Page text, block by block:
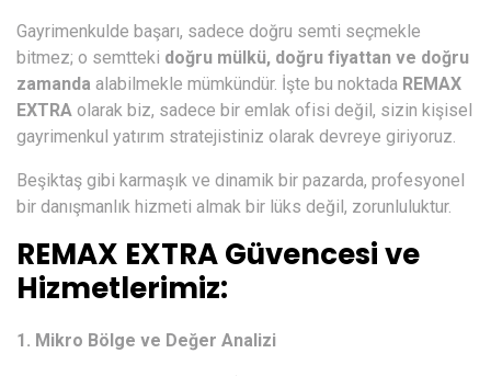
Gayrimenkulde başarı, sadece doğru semti seçmekle
bitmez; o semtteki doğru mülkü, doğru fiyattan ve doğru
zamanda alabilmekle mümkündür. İşte bu noktada REMAX
EXTRA olarak biz, sadece bir emlak ofisi değil, sizin kişisel
gayrimenkul yatırım stratejistiniz olarak devreye giriyoruz.
Beşiktaş gibi karmaşık ve dinamik bir pazarda, profesyonel
bir danışmanlık hizmeti almak bir lüks değil, zorunluluktur.
REMAX EXTRA Güvencesi ve
Hizmetlerimiz:
1. Mikro Bölge ve Değer Analizi